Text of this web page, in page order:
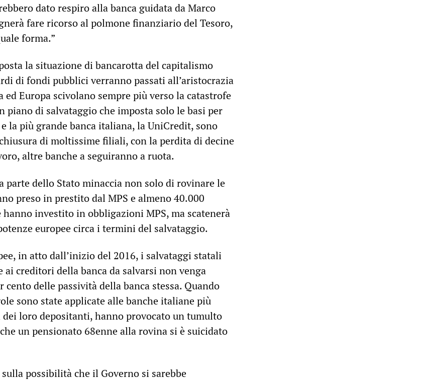
dato respiro alla banca guidata da Marco
fare ricorso al polmone finanziario del Tesoro,
forma.”
la situazione di bancarotta del capitalismo
di fondi pubblici verranno passati all’aristocrazia
Europa scivolano sempre più verso la catastrofe
piano di salvataggio che imposta solo le basi per
la più grande banca italiana, la UniCredit, sono
di moltissime filiali, con la perdita di decine
altre banche a seguiranno a ruota.
parte dello Stato minaccia non solo di rovinare le
preso in prestito dal MPS e almeno 40.000
investito in obbligazioni MPS, ma scatenerà
europee circa i termini del salvataggio.
in atto dall’inizio del 2016, i salvataggi statali
ai creditori della banca da salvarsi non venga
cento delle passività della banca stessa. Quando
sono state applicate alle banche italiane più
loro depositanti, hanno provocato un tumulto
un pensionato 68enne alla rovina si è suicidato
possibilità che il Governo si sarebbe